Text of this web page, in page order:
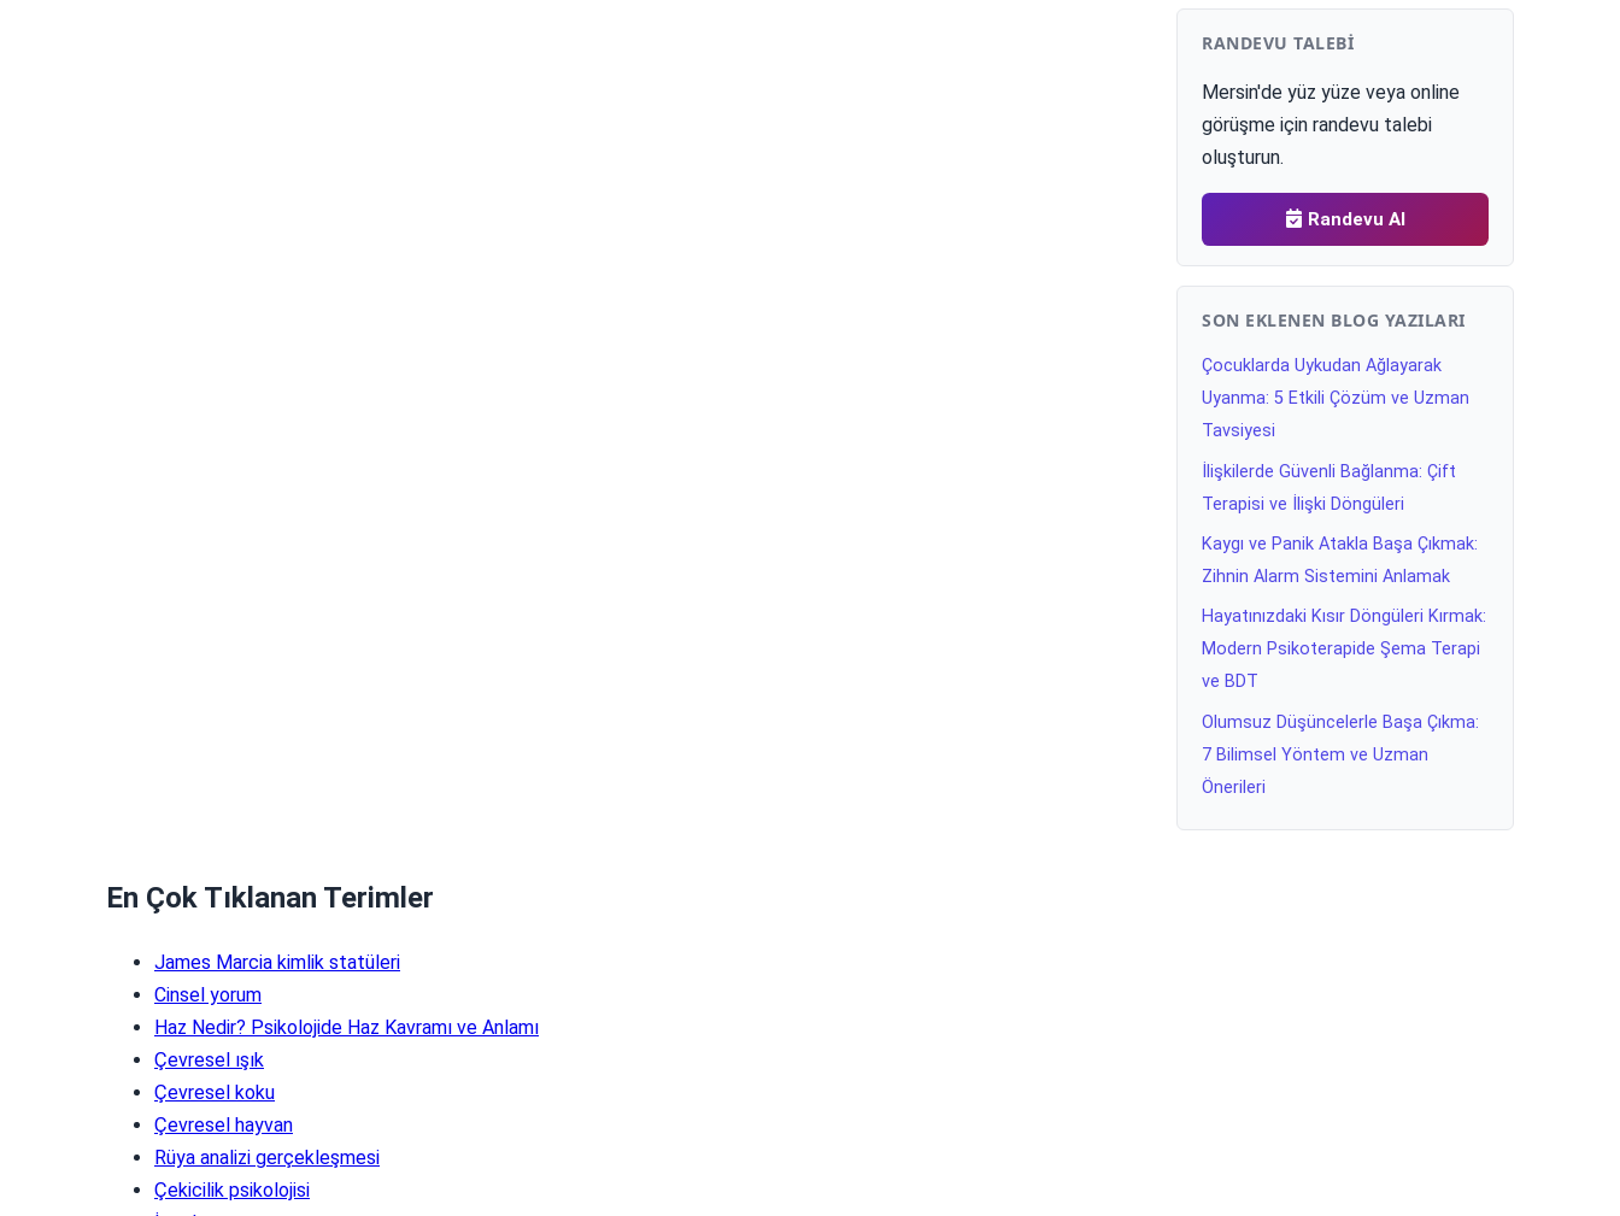
RANDEVU TALEBI
Mersin'de yüz yüze veya online
görüşme için randevu talebi
oluşturun.
Randevu Al
SON EKLENEN BLOG YAZILARI
Çocuklarda Uykudan Ağlayarak
Uyanma: 5 Etkili Çözüm ve Uzman
Tavsiyesi
İlişkilerde Güvenli Bağlanma: Çift
Terapisi ve İlişki Döngüleri
Kaygı ve Panik Atakla Başa Çıkmak:
Zihnin Alarm Sistemini Anlamak
Hayatınızdaki Kısır Döngüleri Kırmak:
Modern Psikoterapide Şema Terapi
ve BDT
Olumsuz Düşüncelerle Başa Çıkma:
7 Bilimsel Yöntem ve Uzman
Önerileri
En Çok Tıklanan Terimler
James Marcia kimlik statüleri
Cinsel yorum
Haz Nedir? Psikolojide Haz Kavramı ve Anlamı
Çevresel ışık
Çevresel koku
Çevresel hayvan
Rüya analizi gerçekleşmesi
Çekicilik psikolojisi